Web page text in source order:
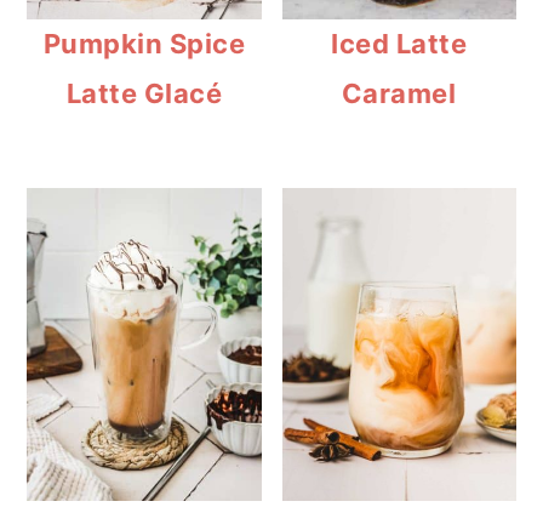
Pumpkin Spice
Latte Glacé
Iced Latte
Caramel